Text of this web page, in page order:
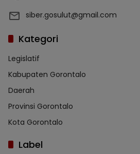
siber.gosulut@gmail.com
Kategori
Legislatif
Kabupaten Gorontalo
Daerah
Provinsi Gorontalo
Kota Gorontalo
Label